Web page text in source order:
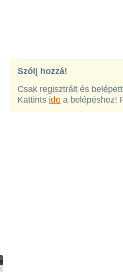
Szólj hozzá!
Csak regisztrált és
Kattints ide a belépéshez!